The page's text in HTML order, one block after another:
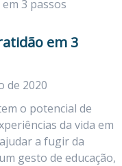
em 3
de 2020
o potencial de
da vida em
a fugir da
gesto de educação,